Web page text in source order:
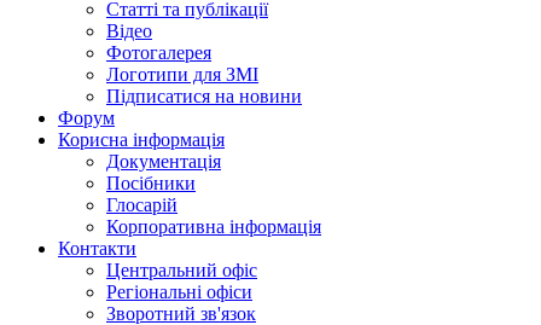
Статті та публікації
Відео
Фотогалерея
Логотипи для ЗМІ
Підписатися на новини
Форум
Корисна інформація
Документація
Посібники
Глосарій
Корпоративна інформація
Контакти
Центральний офіс
Регіональні офіси
Зворотний зв'язок